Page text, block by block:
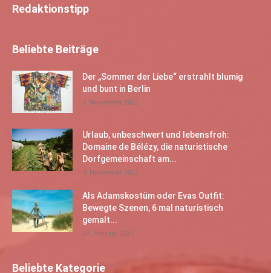
Redaktionstipp
Beliebte Beiträge
Der „Sommer der Liebe“ erstrahlt blumig
und bunt in Berlin
3. November 2022
Urlaub, unbeschwert und lebensfroh:
Domaine de Bélézy, die naturistische
Dorfgemeinschaft am...
3. November 2022
Als Adamskostüm oder Evas Outfit:
Bewegte Szenen, 6 mal naturistisch
gemalt...
27. Februar 2021
Beliebte Kategorie